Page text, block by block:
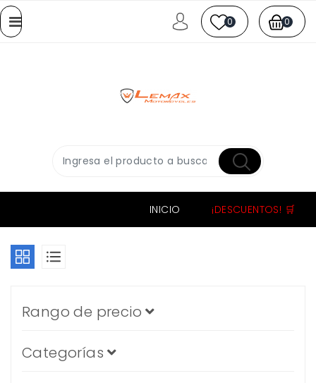
0 0
INICIO ¡DESCUENTOS! 🛒
Rango de precio
Categorías